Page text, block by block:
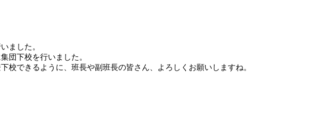
ました。
団下校を行いました。
校できるように、班長や副班長の皆さん、よろしくお願いしますね。